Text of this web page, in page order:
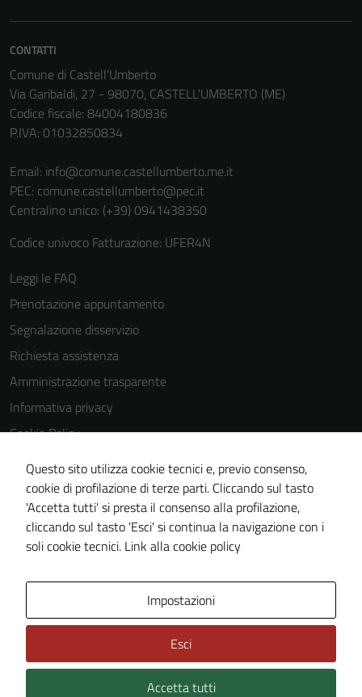
CONTATTI
Comune di Castell'Umberto
Via Garibaldi, 27 - 98070, CASTELL'UMBERTO (ME)
Codice fiscale: 84004180836
P.IVA: 01032850834
Email: info@comune.castellumberto.me.it
PEC: comune.castellumberto@pec.it
Centralino unico: (+39) 0941438350
Codice univoco Fatturazione: UFER4N
Leggi le FAQ
Prenotazione appuntamento
Segnalazione disservizio
Richiesta assistenza
Amministrazione trasparente
Informativa privacy
Cookie Policy
Note legali
Dichiarazione di accessibilità
Obiettivi di accessibilità
Piano di miglioramento del sito
Technical Design s.r.l.
Questo sito utilizza cookie tecnici e, previo consenso,
cookie di profilazione di terze parti. Cliccando sul tasto
'Accetta tutti' si presta il consenso alla profilazione,
cliccando sul tasto 'Esci' si continua la navigazione con i
soli cookie tecnici. Link alla cookie policy
Impostazioni
Esci
Accetta tutti
del sito e non
possono
essere
disabilitati.
Questi cookie
informazioni
personali.